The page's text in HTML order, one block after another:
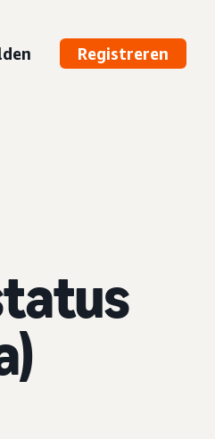
Registreren